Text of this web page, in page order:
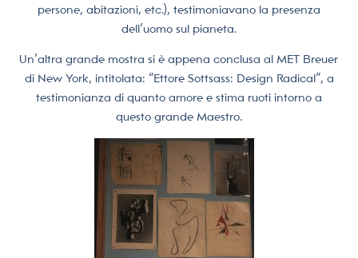
persone, abitazioni, etc.), testimoniavano la presenza
dell’uomo sul pianeta.
Un’altra grande mostra si è appena conclusa al MET Breuer
di New York, intitolata: “Ettore Sottsass: Design Radical”, a
testimonianza di quanto amore e stima ruoti intorno a
questo grande Maestro.